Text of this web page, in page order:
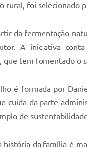
rural, foi selecionado
da fermentação
A iniciativa
tem fomentado o
é formada por
cuida da parte
de
história da família é